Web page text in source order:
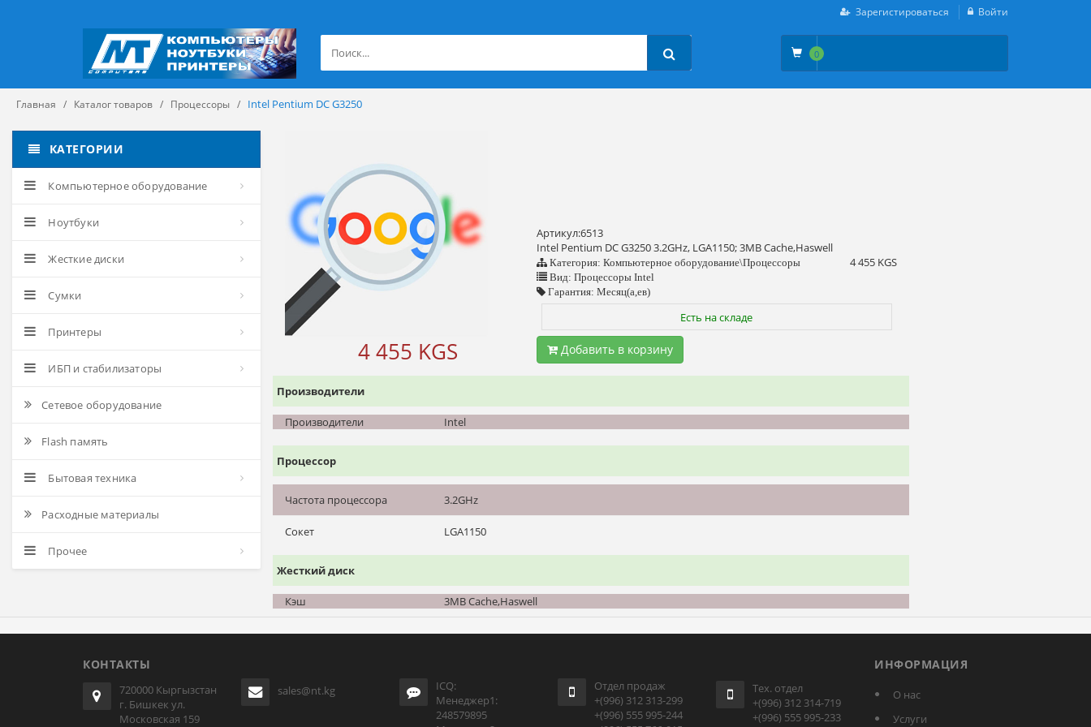
Зарегистироваться Войти
0
Главная Каталог товаров Процессоры Intel Pentium DC G3250
КАТЕГОРИИ
Компьютерное оборудование
Ноутбуки
Жесткие диски
Сумки
Принтеры
ИБП и стабилизаторы
Сетевое оборудование
Flash память
Бытовая техника
Расходные материалы
Прочее
4 455 KGS
Артикул:6513
Intel Pentium DC G3250 3.2GHz, LGA1150; 3MB Cache,Haswell
4 455 KGS
Категория: Компьютерное оборудование\Процессоры
Вид: Процессоры Intel
Гарантия: Месяц(а,ев)
Есть на складе
Добавить в корзину
Производители
Производители Intel
Процессор
Частота процессора 3.2GHz
Сокет LGA1150
Жесткий диск
Кэш 3MB Cache,Haswell
КОНТАКТЫ
720000 Кыргызстан
г. Бишкек ул.
Московская 159
sales@nt.kg
ICQ:
Менеджер1:
248579895
Отдел продаж
+(996) 312 313-299
+(996) 555 995-244
Тех. отдел
+(996) 312 314-719
+(996) 555 995-233
ИНФОРМАЦИЯ
О нас
Услуги